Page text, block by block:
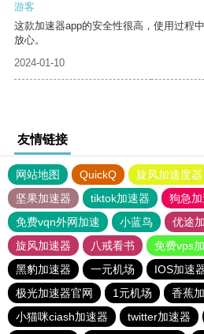
游客
这款加速器app的安全性很高，使用过程
放心。
2024-01-10
友情链接
网站地图 QuickQ 旋风加速度器
坚果加速器
tiktok加速器
狗急
免费vqn外网加速
小蓝鸟 优途
旋风加速器
八戒看书
免费vps
黑豹加速器
一元机场 IOS加速
极光加速器官网
1元机场 香蕉
小猫咪ciash加速器
twitter加速器